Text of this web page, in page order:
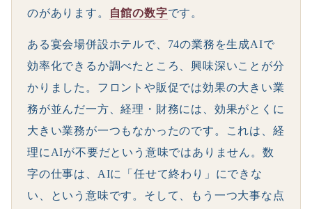
のがあります。
自館の数字です。
ある宴会場併設ホテルで、74の業務を生成AIで
効率化できるか調べたところ、興味深いことが分
かりました。フロントや販促では効果の大きい業
務が並んだ一方、経理・財務には、効果がとくに
大きい業務が一つもなかったのです。これは、経
理にAIが不要だという意味ではありません。数
字の仕事は、AIに「任せて終わり」にできな
い、という意味です。そして、もう一つ大事な点